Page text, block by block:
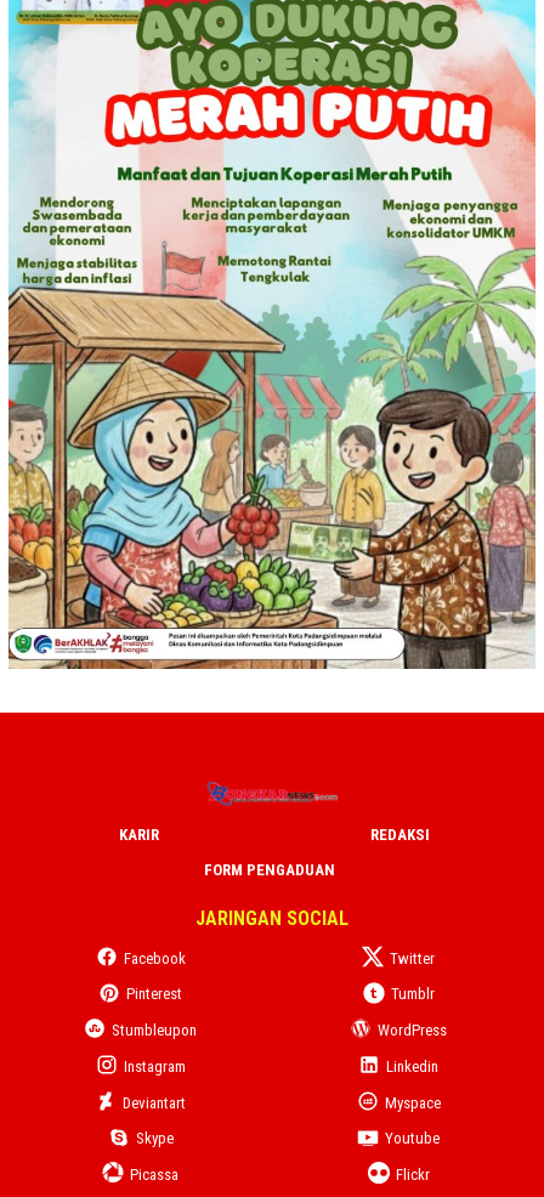
KARIR
REDAKSI
FORM PENGADUAN
JARINGAN SOCIAL
Facebook
Twitter
Pinterest
Tumblr
Stumbleupon
WordPress
Instagram
Linkedin
Deviantart
Myspace
Skype
Youtube
Picassa
Flickr